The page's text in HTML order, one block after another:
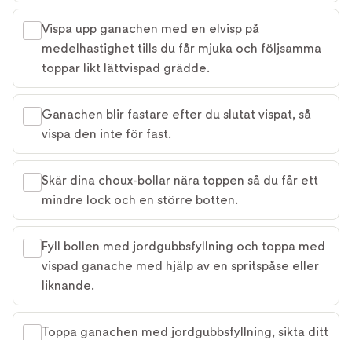
Vispa upp ganachen med en elvisp på
medelhastighet tills du får mjuka och följsamma
toppar likt lättvispad grädde.
Ganachen blir fastare efter du slutat vispat, så
vispa den inte för fast.
Skär dina choux-bollar nära toppen så du får ett
mindre lock och en större botten.
Fyll bollen med jordgubbsfyllning och toppa med
vispad ganache med hjälp av en spritspåse eller
liknande.
Toppa ganachen med jordgubbsfyllning, sikta ditt